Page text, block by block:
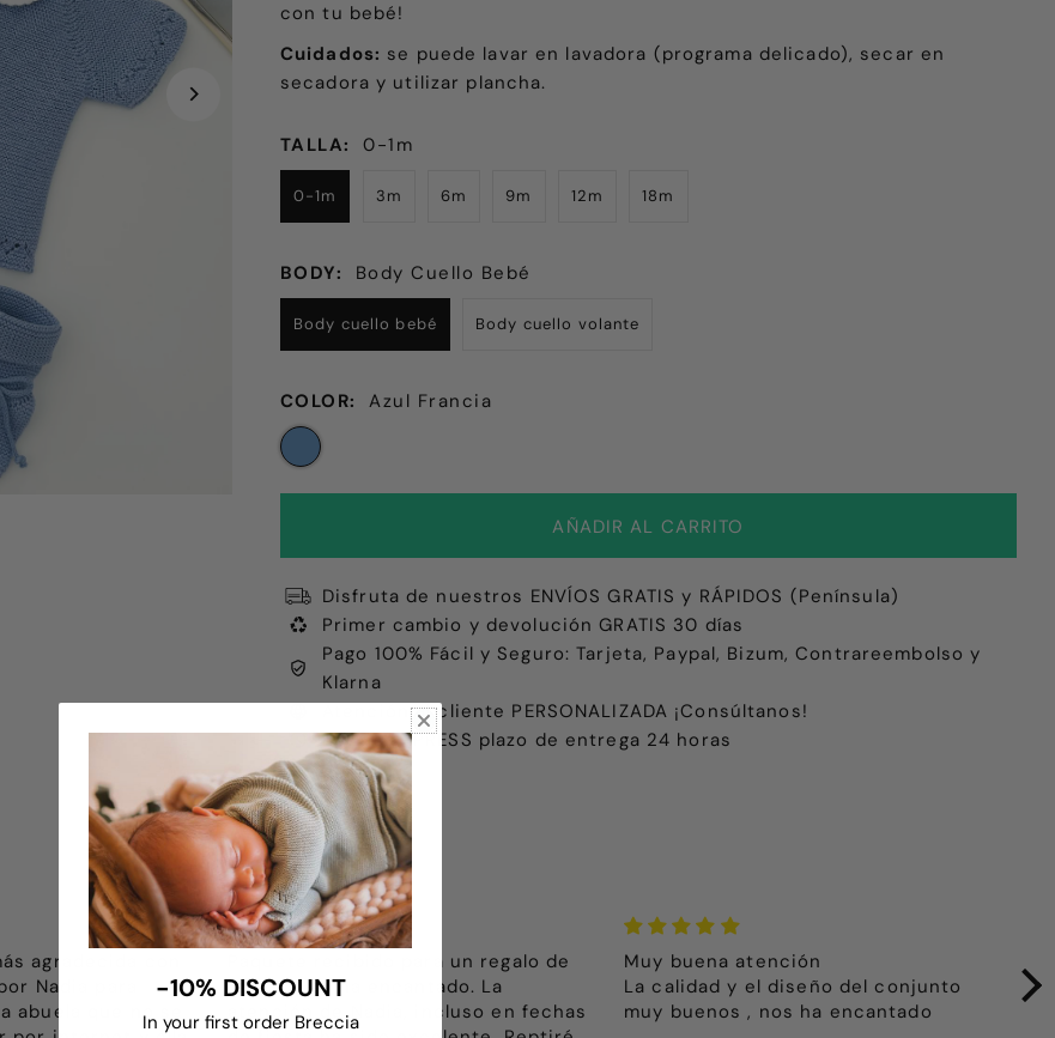
con tu bebé!
Cuidados: se puede lavar en lavadora (programa delicado), secar en
secadora y utilizar plancha.
TALLA: 0-1m
0-1m 3m 6m 9m 12m 18m
BODY: Body Cuello Bebé
Body cuello bebé Body cuello volante
COLOR: Azul Francia
Disfruta de nuestros ENVÍOS GRATIS y RÁPIDOS (Península)
Primer cambio y devolución GRATIS 30 días
Pago 100% Fácil y Seguro: Tarjeta, Paypal, Bizum, Contrareembolso y
Klarna
Atención al cliente PERSONALIZADA ¡Consúltanos!
Envíos EXPRESS plazo de entrega 24 horas
agradecida con
Nadia para
abuela que no se
Paquete recibido para un regalo de
reyes y les ha encantado. La
atención de Nadia, incluso en fechas
Muy buena atención
La calidad y el diseño del conjunto
muy buenos , nos ha encantado
-10% DISCOUNT
In your first order Breccia